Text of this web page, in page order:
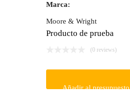
Marca:
Moore & Wright
Producto de prueba
(0 reviews)
Añadir al presupuesto